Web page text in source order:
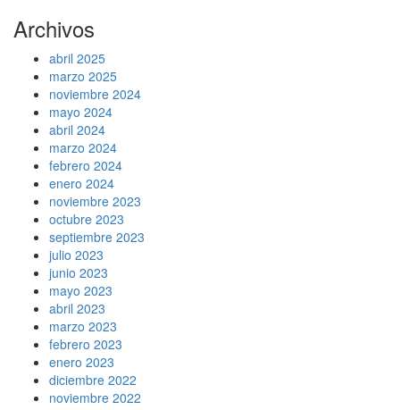
Archivos
abril 2025
marzo 2025
noviembre 2024
mayo 2024
abril 2024
marzo 2024
febrero 2024
enero 2024
noviembre 2023
octubre 2023
septiembre 2023
julio 2023
junio 2023
mayo 2023
abril 2023
marzo 2023
febrero 2023
enero 2023
diciembre 2022
noviembre 2022